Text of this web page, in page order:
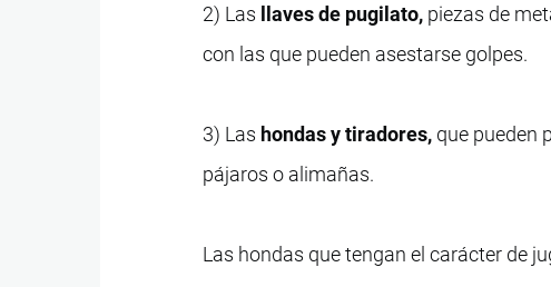
2) Las llaves de pugilato, piezas de
con las que pueden asestarse golpes.
3) Las hondas y tiradores, que pueden
pájaros o alimañas.
Las hondas que tengan el carácter de